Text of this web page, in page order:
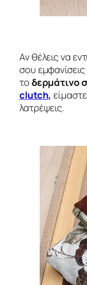
Αν θέλεις να
σου
τοδερμάτινο
clutch,
λατρέψεις.